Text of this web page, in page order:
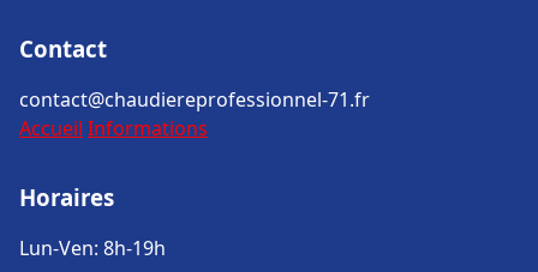
Contact
contact@chaudiereprofessionnel-71.fr
Accueil Informations
Horaires
Lun-Ven: 8h-19h